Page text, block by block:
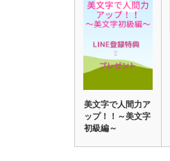
美文字で人間力ア
ップ！！～美文字
初級編～